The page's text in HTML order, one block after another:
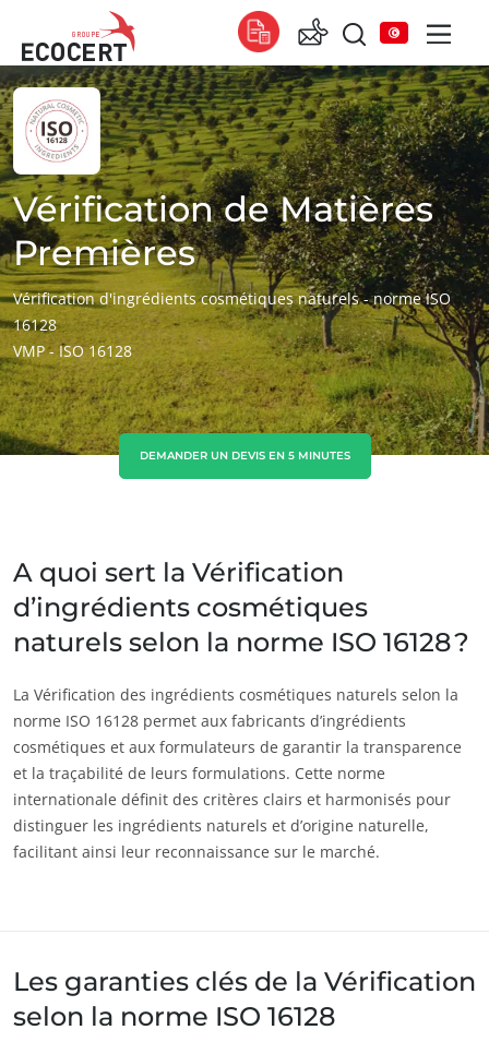
NOS SERVICES
Certification
Formation
Conseil
Global
Global (anglais)
Global (espagnol)
Global (français)
Afrique
Afrique du Sud (anglais)
Tunisie (français)
Asie
Chine (chinois)
Japon (japonais)
Amérique
Argentine (espagnol)
Brésil (portugais)
Canada (anglais)
Canada (français)
Chili (espagnol)
Colombie (espagnol)
Europe
Vérification de Matières
Premières
Vérification d'ingrédients cosmétiques naturels - norme ISO
16128
VMP - ISO 16128
DEMANDER UN DEVIS EN 5 MINUTES
A quoi sert la Vérification
d’ingrédients cosmétiques
naturels selon la norme ISO 16128 ?
La Vérification des ingrédients cosmétiques naturels selon la
norme ISO 16128 permet aux fabricants d’ingrédients
cosmétiques et aux formulateurs de garantir la transparence
et la traçabilité de leurs formulations. Cette norme
internationale définit des critères clairs et harmonisés pour
distinguer les ingrédients naturels et d’origine naturelle,
facilitant ainsi leur reconnaissance sur le marché.
Les garanties clés de la Vérification
selon la norme ISO 16128